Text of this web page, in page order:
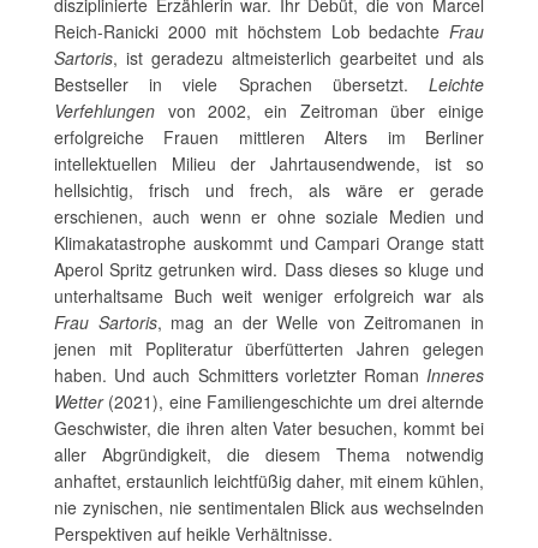
disziplinierte Erzählerin war. Ihr Debüt, die von Marcel
Reich-Ranicki 2000 mit höchstem Lob bedachte Frau
Sartoris, ist geradezu altmeisterlich gearbeitet und als
Bestseller in viele Sprachen übersetzt. Leichte
Verfehlungen von 2002, ein Zeitroman über einige
erfolgreiche Frauen mittleren Alters im Berliner
intellektuellen Milieu der Jahrtausendwende, ist so
hellsichtig, frisch und frech, als wäre er gerade
erschienen, auch wenn er ohne soziale Medien und
Klimakatastrophe auskommt und Campari Orange statt
Aperol Spritz getrunken wird. Dass dieses so kluge und
unterhaltsame Buch weit weniger erfolgreich war als
Frau Sartoris, mag an der Welle von Zeitromanen in
jenen mit Popliteratur überfütterten Jahren gelegen
haben. Und auch Schmitters vorletzter Roman Inneres
Wetter(2021), eine Familiengeschichte um drei alternde
Geschwister, die ihren alten Vater besuchen, kommt bei
aller Abgründigkeit, die diesem Thema notwendig
anhaftet, erstaunlich leichtfüßig daher, mit einem kühlen,
nie zynischen, nie sentimentalen Blick aus wechselnden
Perspektiven auf heikle Verhältnisse.